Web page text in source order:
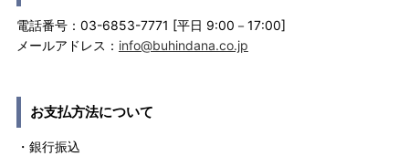
電話番号：03-6853-7771 [平日 9:00－17:00]
メールアドレス： info@buhindana.co.jp
お支払方法について
・銀行振込